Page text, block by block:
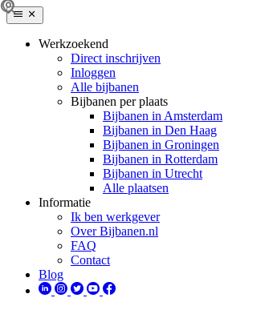
Werkzoekend
Direct inschrijven
Inloggen
Alle bijbanen
Bijbanen per plaats
Bijbanen in Amsterdam
Bijbanen in Den Haag
Bijbanen in Groningen
Bijbanen in Rotterdam
Bijbanen in Utrecht
Alle plaatsen
Informatie
Ik ben werkgever
Over Bijbanen.nl
FAQ
Contact
Blog